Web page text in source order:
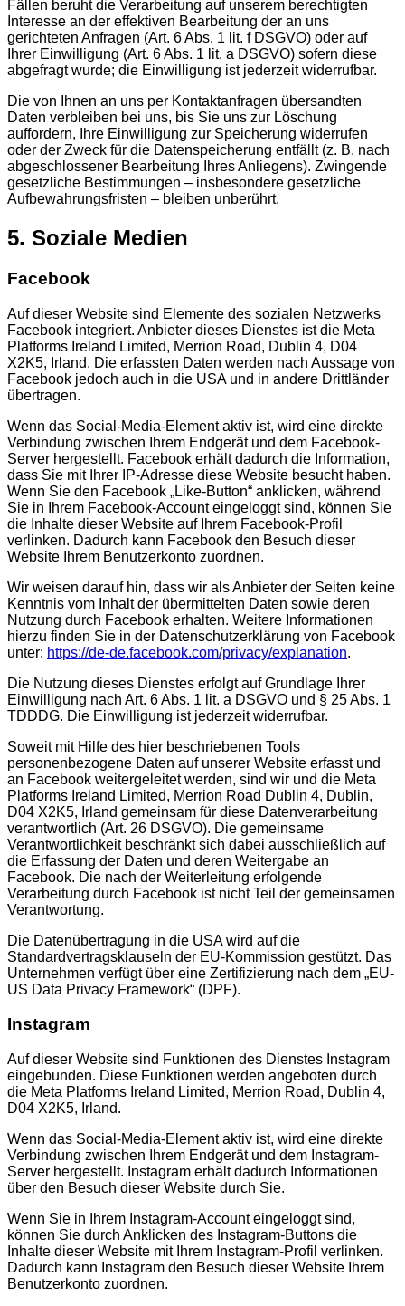
Fällen beruht die Verarbeitung auf unserem berechtigten
Interesse an der effektiven Bearbeitung der an uns
gerichteten Anfragen (Art. 6 Abs. 1 lit. f DSGVO) oder auf
Ihrer Einwilligung (Art. 6 Abs. 1 lit. a DSGVO) sofern diese
abgefragt wurde; die Einwilligung ist jederzeit widerrufbar.
Die von Ihnen an uns per Kontaktanfragen übersandten
Daten verbleiben bei uns, bis Sie uns zur Löschung
auffordern, Ihre Einwilligung zur Speicherung widerrufen
oder der Zweck für die Datenspeicherung entfällt (z. B. nach
abgeschlossener Bearbeitung Ihres Anliegens). Zwingende
gesetzliche Bestimmungen – insbesondere gesetzliche
Aufbewahrungsfristen – bleiben unberührt.
5. Soziale Medien
Facebook
Auf dieser Website sind Elemente des sozialen Netzwerks
Facebook integriert. Anbieter dieses Dienstes ist die Meta
Platforms Ireland Limited, Merrion Road, Dublin 4, D04
X2K5, Irland. Die erfassten Daten werden nach Aussage von
Facebook jedoch auch in die USA und in andere Drittländer
übertragen.
Wenn das Social-Media-Element aktiv ist, wird eine direkte
Verbindung zwischen Ihrem Endgerät und dem Facebook-
Server hergestellt. Facebook erhält dadurch die Information,
dass Sie mit Ihrer IP-Adresse diese Website besucht haben.
Wenn Sie den Facebook „Like-Button“ anklicken, während
Sie in Ihrem Facebook-Account eingeloggt sind, können Sie
die Inhalte dieser Website auf Ihrem Facebook-Profil
verlinken. Dadurch kann Facebook den Besuch dieser
Website Ihrem Benutzerkonto zuordnen.
Wir weisen darauf hin, dass wir als Anbieter der Seiten keine
Kenntnis vom Inhalt der übermittelten Daten sowie deren
Nutzung durch Facebook erhalten. Weitere Informationen
hierzu finden Sie in der Datenschutzerklärung von Facebook
unter: https://de-de.facebook.com/privacy/explanation.
Die Nutzung dieses Dienstes erfolgt auf Grundlage Ihrer
Einwilligung nach Art. 6 Abs. 1 lit. a DSGVO und § 25 Abs. 1
TDDDG. Die Einwilligung ist jederzeit widerrufbar.
Soweit mit Hilfe des hier beschriebenen Tools
personenbezogene Daten auf unserer Website erfasst und
an Facebook weitergeleitet werden, sind wir und die Meta
Platforms Ireland Limited, Merrion Road Dublin 4, Dublin,
D04 X2K5, Irland gemeinsam für diese Datenverarbeitung
verantwortlich (Art. 26 DSGVO). Die gemeinsame
Verantwortlichkeit beschränkt sich dabei ausschließlich auf
die Erfassung der Daten und deren Weitergabe an
Facebook. Die nach der Weiterleitung erfolgende
Verarbeitung durch Facebook ist nicht Teil der gemeinsamen
Verantwortung.
Die Datenübertragung in die USA wird auf die
Standardvertragsklauseln der EU-Kommission gestützt. Das
Unternehmen verfügt über eine Zertifizierung nach dem „EU-
US Data Privacy Framework“ (DPF).
Instagram
Auf dieser Website sind Funktionen des Dienstes Instagram
eingebunden. Diese Funktionen werden angeboten durch
die Meta Platforms Ireland Limited, Merrion Road, Dublin 4,
D04 X2K5, Irland.
Wenn das Social-Media-Element aktiv ist, wird eine direkte
Verbindung zwischen Ihrem Endgerät und dem Instagram-
Server hergestellt. Instagram erhält dadurch Informationen
über den Besuch dieser Website durch Sie.
Wenn Sie in Ihrem Instagram-Account eingeloggt sind,
können Sie durch Anklicken des Instagram-Buttons die
Inhalte dieser Website mit Ihrem Instagram-Profil verlinken.
Dadurch kann Instagram den Besuch dieser Website Ihrem
Benutzerkonto zuordnen.